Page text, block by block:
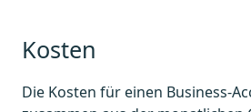
Kosten
Die Kosten für einen Business-